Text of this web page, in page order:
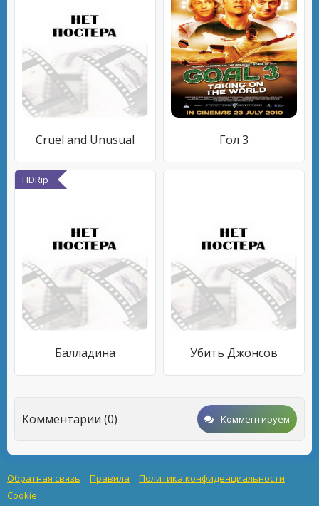
Cruel and Unusual Гол 3
HDRip
Балладина Убить Джонсов
Комментарии (0) Комментируем
Обратная связь Правила
Политика конфиденциальности
Cookie